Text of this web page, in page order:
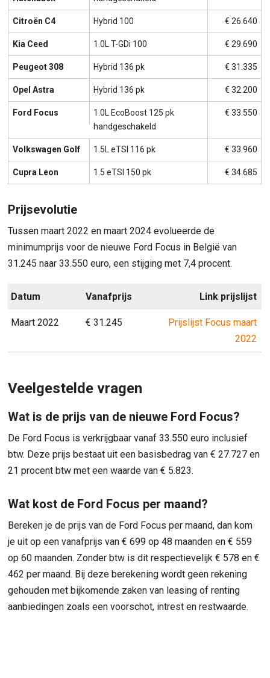
Citroën C4 Hybrid 100 € 26.640
Kia Ceed 1.0L T-GDi 100 € 29.690
Peugeot 308 Hybrid 136 pk € 31.335
Opel Astra Hybrid 136 pk € 32.200
Ford Focus
1.0L EcoBoost 125 pk
handgeschakeld
€ 33.550
Volkswagen Golf 1.5L eTSI 116 pk € 33.960
Cupra Leon 1.5 eTSI 150 pk € 34.685
Prijsevolutie
Tussen maart 2022 en maart 2024 evolueerde de
minimumprijs voor de nieuwe Ford Focus in België van
31.245 naar 33.550 euro, een stijging met 7,4 procent.
Datum Vanafprijs Link prijslijst
Maart 2022 € 31.245
Prijslijst Focus maart
2022
Veelgestelde vragen
Wat is de prijs van de nieuwe Ford Focus?
De Ford Focus is verkrijgbaar vanaf 33.550 euro inclusief
btw. Deze prijs bestaat uit een basisbedrag van € 27.727 en
21 procent btw met een waarde van € 5.823.
Wat kost de Ford Focus per maand?
Bereken je de prijs van de Ford Focus per maand, dan kom
je uit op een vanafprijs van € 699 op 48 maanden en € 559
op 60 maanden. Zonder btw is dit respectievelijk € 578 en €
462 per maand. Bij deze berekening wordt geen rekening
gehouden met bijkomende zaken van leasing of renting
aanbiedingen zoals een voorschot, intrest en restwaarde.